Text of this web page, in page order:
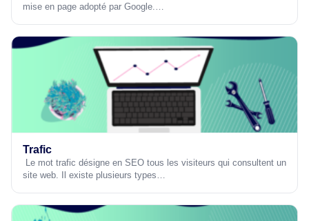
mise en page adopté par Google.…
Trafic
Le mot trafic désigne en SEO tous les visiteurs qui consultent un
site web. Il existe plusieurs types…